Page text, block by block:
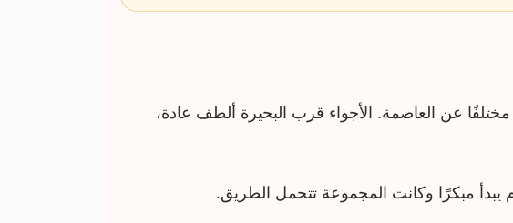
عن العاصمة. الأجواء قرب البحيرة ألطف عادة،